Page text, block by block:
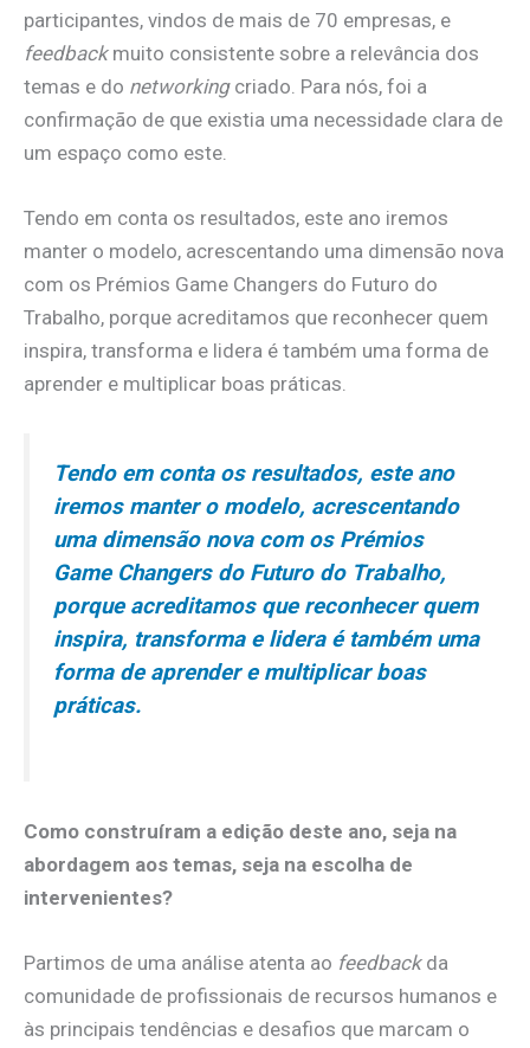
participantes, vindos de mais de 70 empresas, e
feedbackmuito consistente sobre a relevância dos
temas e do networkingcriado. Para nós, foi a
confirmação de que existia uma necessidade clara de
um espaço como este.
Tendo em conta os resultados, este ano iremos
manter o modelo, acrescentando uma dimensão nova
com os Prémios Game Changers do Futuro do
Trabalho, porque acreditamos que reconhecer quem
inspira, transforma e lidera é também uma forma de
aprender e multiplicar boas práticas.
Tendo em conta os resultados, este ano
iremos manter o modelo, acrescentando
uma dimensão nova com os Prémios
Game Changers do Futuro do Trabalho,
porque acreditamos que reconhecer quem
inspira, transforma e lidera é também uma
forma de aprender e multiplicar boas
práticas.
Como construíram a edição deste ano, seja na
abordagem aos temas, seja na escolha de
intervenientes?
Partimos de uma análise atenta ao feedbackda
comunidade de profissionais de recursos humanos e
às principais tendências e desafios que marcam o